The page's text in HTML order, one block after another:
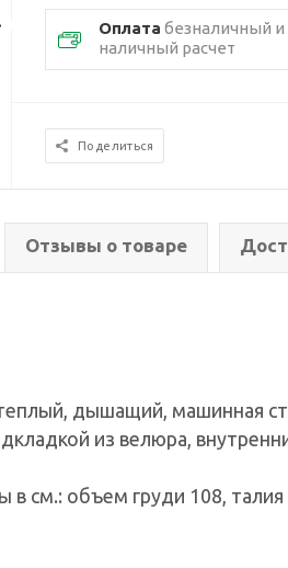
Оплата безналичный и
наличный расчет
Поделиться
Отзывы о товаре
дышащий, машинная
из велюра,
см.: объем груди 108, талия